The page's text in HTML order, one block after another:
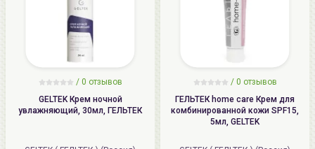
/ 0 отзывов
GELTEK Крем ночной
увлажняющий, 30мл, ГЕЛЬТЕК
/ 0 отзывов
ГЕЛЬТЕК home care Крем для
комбинированной кожи SPF15,
5мл, GELTEK